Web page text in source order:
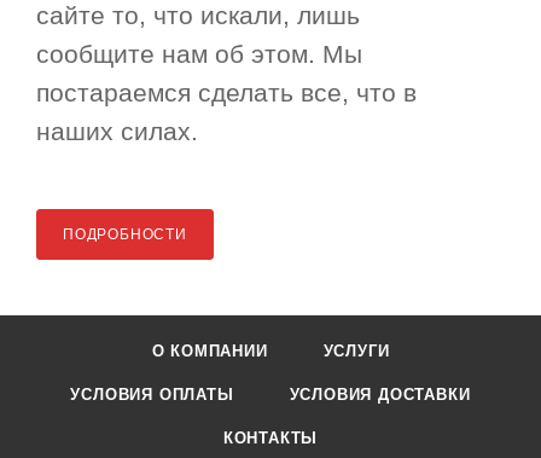
сайте то, что искали, лишь
сообщите нам об этом. Мы
постараемся сделать все, что в
наших силах.
ПОДРОБНОСТИ
О КОМПАНИИ УСЛУГИ
УСЛОВИЯ ОПЛАТЫ УСЛОВИЯ ДОСТАВКИ
КОНТАКТЫ